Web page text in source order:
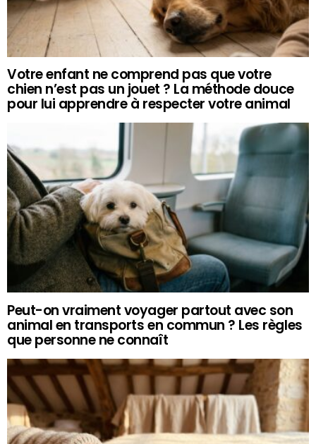
Votre enfant ne comprend pas que votre
chien n’est pas un jouet ? La méthode douce
pour lui apprendre à respecter votre animal
Peut-on vraiment voyager partout avec son
animal en transports en commun ? Les règles
que personne ne connaît